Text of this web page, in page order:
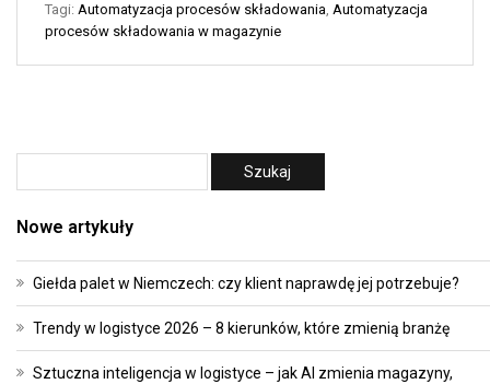
Tagi: Automatyzacja procesów składowania, Automatyzacja
procesów składowania w magazynie
Nowe artykuły
Giełda palet w Niemczech: czy klient naprawdę jej potrzebuje?
Trendy w logistyce 2026 – 8 kierunków, które zmienią branżę
Sztuczna inteligencja w logistyce – jak AI zmienia magazyny,